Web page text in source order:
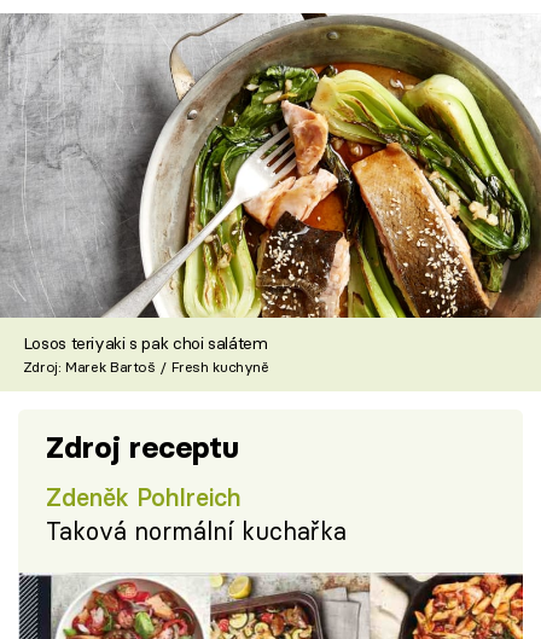
Losos teriyaki s pak choi salátem
Zdroj: Marek Bartoš / Fresh kuchyně
Zdroj receptu
Zdeněk Pohlreich
Taková normální kuchařka